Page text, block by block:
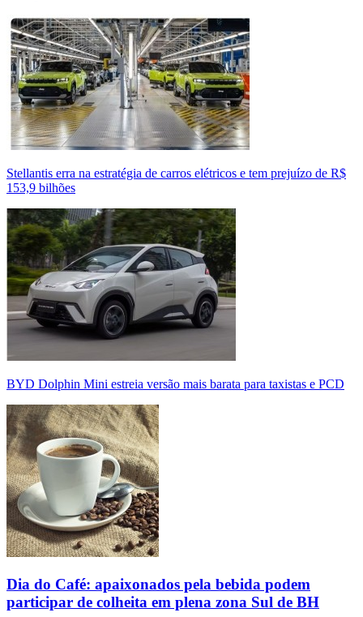
Stellantis erra na estratégia de carros elétricos e tem prejuízo de R$
153,9 bilhões
BYD Dolphin Mini estreia versão mais barata para taxistas e PCD
Dia do Café: apaixonados pela bebida podem
participar de colheita em plena zona Sul de BH